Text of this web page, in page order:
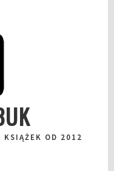
KSIĄŻEK OD 2012